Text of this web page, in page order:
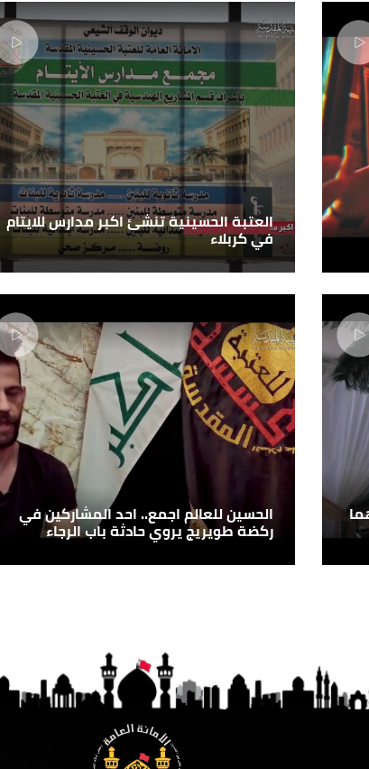
العتبة الحسينية تنشئ اكبر مدارس للايتام
في كربلاء
الحسين للعالم اجمع.. احد المشاركين في
ركضة طويريج يروي حادثة باب الرجاء